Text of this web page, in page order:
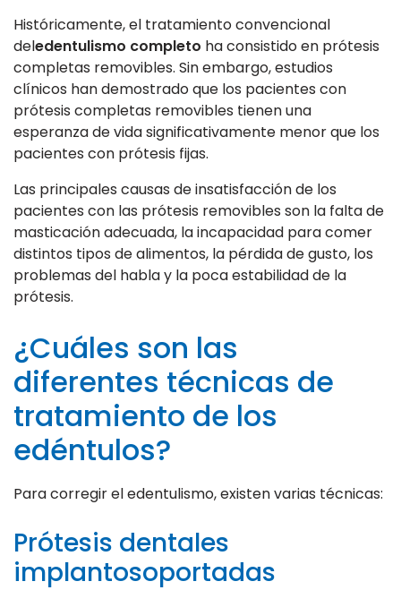
Históricamente, el tratamiento convencional
deledentulismo completo ha consistido en prótesis
completas removibles. Sin embargo, estudios
clínicos han demostrado que los pacientes con
prótesis completas removibles tienen una
esperanza de vida significativamente menor que los
pacientes con prótesis fijas.
Las principales causas de insatisfacción de los
pacientes con las prótesis removibles son la falta de
masticación adecuada, la incapacidad para comer
distintos tipos de alimentos, la pérdida de gusto, los
problemas del habla y la poca estabilidad de la
prótesis.
¿Cuáles son las
diferentes técnicas de
tratamiento de los
edéntulos?
Para corregir el edentulismo, existen varias técnicas:
Prótesis dentales
implantosoportadas